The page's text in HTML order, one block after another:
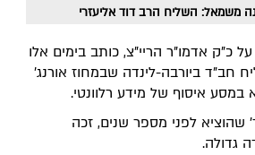
משמאל: השליח הרב דוד אליעזרי
כ"ק אדמו"ר הריי"צ, כותב בימים אלו
חב"ד ביורבה-לינדה שבמחוז אורנג'
במסע איסוף של מידע רלוונטי.
לפני מספר שנים, זכה
גדולה.